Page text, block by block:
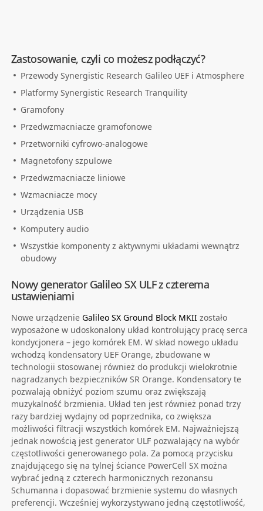
Zastosowanie, czyli co możesz podłączyć?
Przewody Synergistic Research Galileo UEF i Atmosphere
Platformy Synergistic Research Tranquility
Gramofony
Przedwzmacniacze gramofonowe
Przetworniki cyfrowo-analogowe
Magnetofony szpulowe
Przedwzmacniacze liniowe
Wzmacniacze mocy
Urządzenia USB
Komputery audio
Wszystkie komponenty z aktywnymi układami wewnątrz
obudowy
Nowy generator Galileo SX ULF z czterema
ustawieniami
Nowe urządzenie Galileo SX Ground Block MKIIzostało
wyposażone w udoskonalony układ kontrolujący pracę serca
kondycjonera – jego komórek EM. W skład nowego układu
wchodzą kondensatory UEF Orange, zbudowane w
technologii stosowanej również do produkcji wielokrotnie
nagradzanych bezpieczników SR Orange. Kondensatory te
pozwalają obniżyć poziom szumu oraz zwiększają
muzykalność brzmienia. Układ ten jest również ponad trzy
razy bardziej wydajny od poprzednika, co zwiększa
możliwości filtracji wszystkich komórek EM. Najważniejszą
jednak nowością jest generator ULF pozwalający na wybór
częstotliwości generowanego pola. Za pomocą przycisku
znajdującego się na tylnej ściance PowerCell SX można
wybrać jedną z czterech harmonicznych rezonansu
Schumanna i dopasować brzmienie systemu do własnych
preferencji. Wcześniej wykorzystywano jedną częstotliwość,